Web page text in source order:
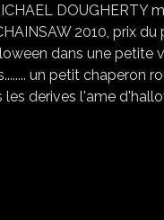
DOUGHERTY
2010, prix
dans une
un petit chaperon
derives l'ame